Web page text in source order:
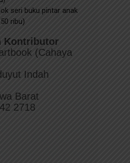
Kontributor
(Cahaya
Indah
Barat
2718